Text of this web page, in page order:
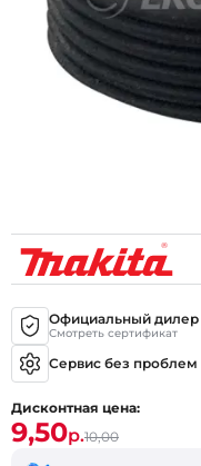
Официальный дилер
Смотреть сертификат
Сервис без проблем
Дисконтная цена:
9,50р.10,00